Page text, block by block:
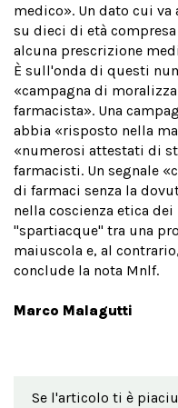
medico». Un dato cui
su dieci di età
alcuna prescrizione
È sull'onda di questi
«campagna di
farmacista». Una
abbia «risposto nella
«numerosi attestati di
farmacisti. Un segnale
di farmaci senza la
nella coscienza etica
"spartiacque" tra una
maiuscola e, al
conclude la nota Mnlf.
Marco Malagutti
Se l'articolo ti è